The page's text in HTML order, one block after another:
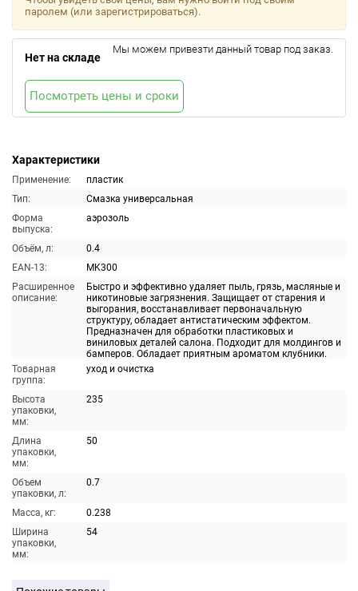
Характеристики
Применение:
пластик
Тип:
Смазка универсальная
Форма
выпуска:
аэрозоль
Объём, л:
0.4
EAN-13:
MK300
Расширенное
описание:
Быстро и эффективно удаляет пыль, грязь, масляные и
никотиновые загрязнения. Защищает от старения и
выгорания, восстанавливает первоначальную
структуру, обладает антистатическим эффектом.
Предназначен для обработки пластиковых и
виниловых деталей салона. Подходит для молдингов и
бамперов. Обладает приятным ароматом клубники.
Товарная
группа:
уход и очистка
Высота
упаковки,
мм:
235
Длина
упаковки,
мм:
50
Объем
упаковки, л:
0.7
Масса, кг:
0.238
Ширина
упаковки,
мм:
54
паролем (или зарегистрироваться).
Нет на складе
Мы можем привезти данный товар под заказ.
Посмотреть цены и сроки